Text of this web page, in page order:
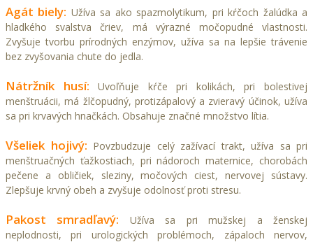
Agát biely: Užíva sa ako spazmolytikum, pri kŕčoch žalúdka a
hladkého svalstva čriev, má výrazné močopudné vlastnosti.
Zvyšuje tvorbu prírodných enzýmov, užíva sa na lepšie trávenie
bez zvyšovania chute do jedla.
Nátržník husí: Uvoľňuje kŕče pri kolikách, pri bolestivej
menštruácii, má žlčopudný, protizápalový a zvieravý účinok, užíva
sa pri krvavých hnačkách. Obsahuje značné množstvo lítia.
Všeliek hojivý: Povzbudzuje celý zažívací trakt, užíva sa pri
menštruačných ťažkostiach, pri nádoroch maternice, chorobách
pečene a obličiek, sleziny, močových ciest, nervovej sústavy.
Zlepšuje krvný obeh a zvyšuje odolnosť proti stresu.
Pakost smradľavý: Užíva sa pri mužskej a ženskej
neplodnosti, pri urologických problémoch, zápaloch nervov,